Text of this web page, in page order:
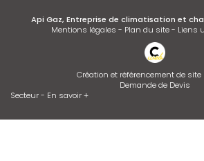
Api Gaz, Entreprise de climatisation et
Mentions légales - Plan du site- Liens
Création et référencement de
Demande de Devis
Secteur- En savoir +